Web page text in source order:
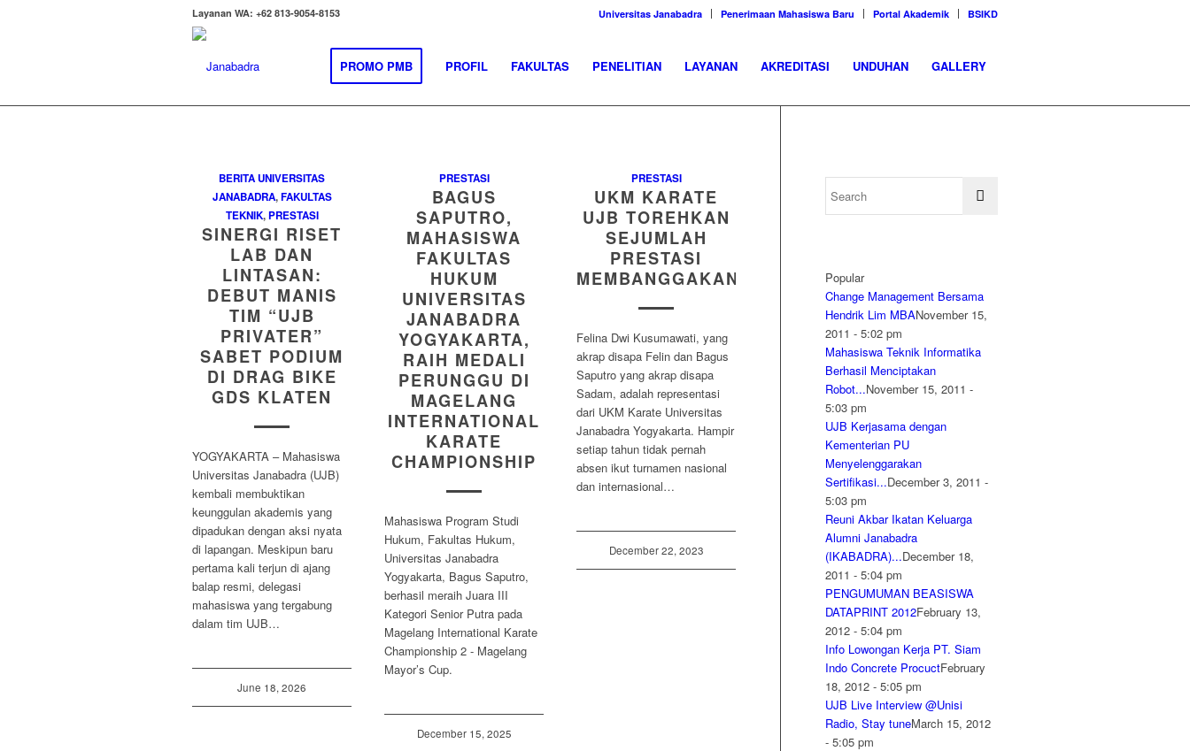
Universitas Janabadra Penerimaan Mahasiswa Baru Portal Akademik BSIKD
Layanan WA: +62 813-9054-8153
PROMO PMB PROFIL FAKULTAS PENELITIAN LAYANAN AKREDITASI UNDUHAN GALLERY
BERITA UNIVERSITAS
JANABADRA,FAKULTAS
TEKNIK,PRESTASI
SINERGI RISET
LAB DAN
LINTASAN:
DEBUT MANIS
TIM “UJB
PRIVATER”
SABET PODIUM
DI DRAG BIKE
GDS KLATEN
YOGYAKARTA – Mahasiswa
Universitas Janabadra (UJB)
kembali membuktikan
keunggulan akademis yang
dipadukan dengan aksi nyata
di lapangan. Meskipun baru
pertama kali terjun di ajang
balap resmi, delegasi
mahasiswa yang tergabung
dalam tim UJB…
June 18, 2026
PRESTASI
BAGUS
SAPUTRO,
MAHASISWA
FAKULTAS
HUKUM
UNIVERSITAS
JANABADRA
YOGYAKARTA,
RAIH MEDALI
PERUNGGU DI
MAGELANG
INTERNATIONAL
KARATE
CHAMPIONSHIP
Mahasiswa Program Studi
Hukum, Fakultas Hukum,
Universitas Janabadra
Yogyakarta, Bagus Saputro,
berhasil meraih Juara III
Kategori Senior Putra pada
Magelang International Karate
Championship 2 - Magelang
Mayor’s Cup.
December 15, 2025
PRESTASI
UKM KARATE
UJB TOREHKAN
SEJUMLAH
PRESTASI
MEMBANGGAKAN
Felina Dwi Kusumawati, yang
akrap disapa Felin dan Bagus
Saputro yang akrap disapa
Sadam, adalah representasi
dari UKM Karate Universitas
Janabadra Yogyakarta. Hampir
setiap tahun tidak pernah
absen ikut turnamen nasional
dan internasional…
December 22, 2023
Popular
Change Management Bersama
Hendrik Lim MBANovember 15,
2011 - 5:02 pm
Mahasiswa Teknik Informatika
Berhasil Menciptakan
Robot...November 15, 2011 -
5:03 pm
UJB Kerjasama dengan
Kementerian PU
Menyelenggarakan
Sertifikasi...December 3, 2011 -
5:03 pm
Reuni Akbar Ikatan Keluarga
Alumni Janabadra
(IKABADRA)...December 18,
2011 - 5:04 pm
PENGUMUMAN BEASISWA
DATAPRINT 2012February 13,
2012 - 5:04 pm
Info Lowongan Kerja PT. Siam
Indo Concrete ProcuctFebruary
18, 2012 - 5:05 pm
UJB Live Interview @Unisi
Radio, Stay tuneMarch 15, 2012
- 5:05 pm